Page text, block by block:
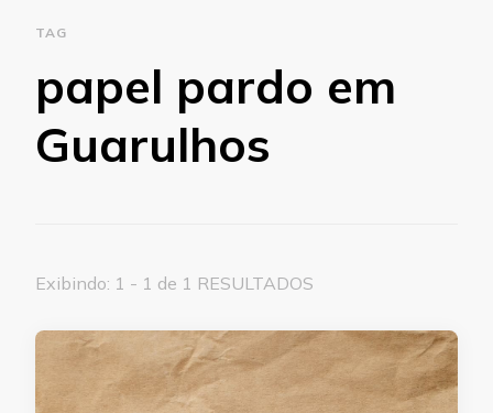
TAG
papel pardo em
Guarulhos
Exibindo: 1 - 1 de 1 RESULTADOS